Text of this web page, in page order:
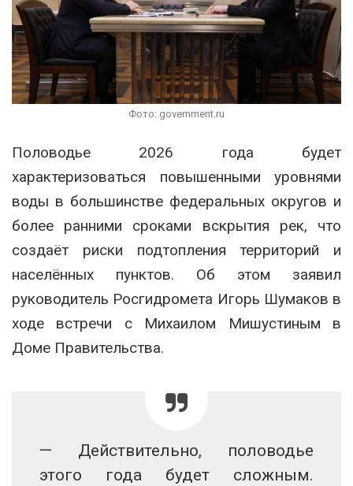
Фото: government.ru
Половодье 2026 года будет
характеризоваться повышенными уровнями
воды в большинстве федеральных округов и
более ранними сроками вскрытия рек, что
создаёт риски подтопления территорий и
населённых пунктов. Об этом заявил
руководитель Росгидромета Игорь Шумаков в
ходе встречи с Михаилом Мишустиным в
Доме Правительства.
— Действительно, половодье
этого года будет сложным.